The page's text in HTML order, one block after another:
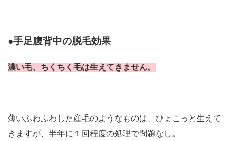
●手足腹背中の脱毛効果
濃い毛、ちくちく毛は生えてきません。
薄いふわふわした産毛のようなものは、ひょこっと生えて
きますが、半年に１回程度の処理で問題なし。